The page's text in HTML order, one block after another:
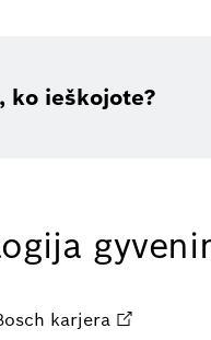
ko ieškojote?
karjera